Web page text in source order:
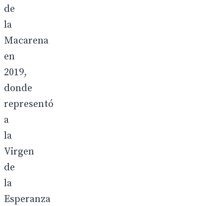
de
la
Macarena
en
2019,
donde
representó
a
la
Virgen
de
la
Esperanza